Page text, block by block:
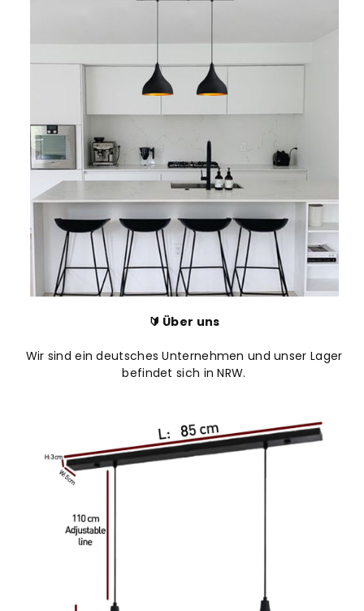
🔰 Über uns
Wir sind ein deutsches Unternehmen und unser Lager
befindet sich in NRW.